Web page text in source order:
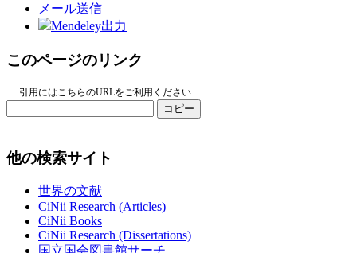
メール送信
Mendeley出力
このページのリンク
引用にはこちらのURLをご利用ください
コピー
他の検索サイト
世界の文献
CiNii Research (Articles)
CiNii Books
CiNii Research (Dissertations)